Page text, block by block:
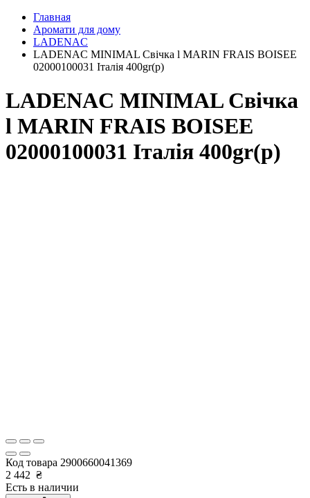
Главная
Аромати для дому
LADENAC
LADENAC MINIMAL Свічка l MARIN FRAIS BOISEE
02000100031 Італія 400gr(р)
LADENAC MINIMAL Свічка
l MARIN FRAIS BOISEE
02000100031 Італія 400gr(р)
Код товара 2900660041369
2 442 ₴
Есть в наличии